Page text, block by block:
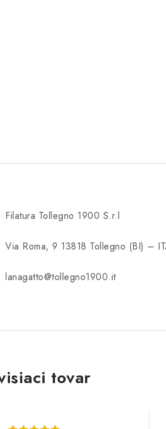
Filatura Tollegno 1900 S.r.l
Via Roma, 9 13818 Tollegno (BI) –
lanagatto@tollegno1900.it
tovar